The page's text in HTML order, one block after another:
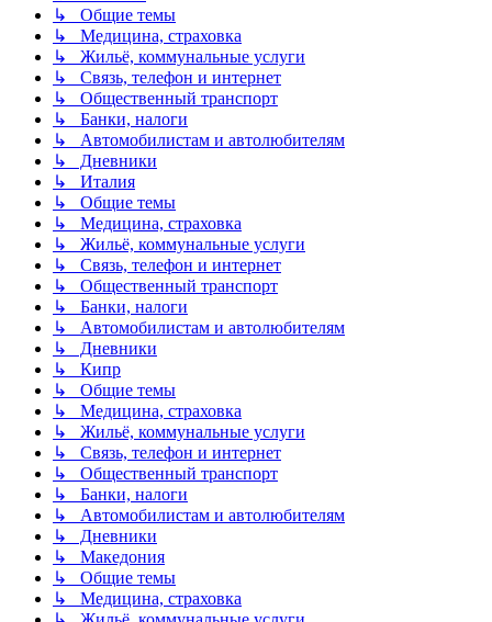
↳ Общие темы
↳ Медицина, страховка
↳ Жильё, коммунальные услуги
↳ Связь, телефон и интернет
↳ Общественный транспорт
↳ Банки, налоги
↳ Автомобилистам и автолюбителям
↳ Дневники
↳ Италия
↳ Общие темы
↳ Медицина, страховка
↳ Жильё, коммунальные услуги
↳ Связь, телефон и интернет
↳ Общественный транспорт
↳ Банки, налоги
↳ Автомобилистам и автолюбителям
↳ Дневники
↳ Кипр
↳ Общие темы
↳ Медицина, страховка
↳ Жильё, коммунальные услуги
↳ Связь, телефон и интернет
↳ Общественный транспорт
↳ Банки, налоги
↳ Автомобилистам и автолюбителям
↳ Дневники
↳ Македония
↳ Общие темы
↳ Медицина, страховка